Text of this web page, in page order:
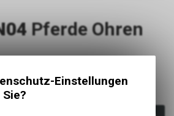
Pferde Ohren
Einstellungen